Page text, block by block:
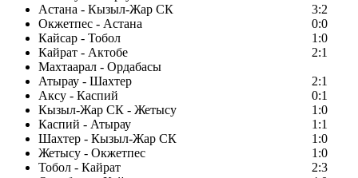
Астана - Кызыл-Жар СК
3:2
Окжетпес - Астана
0:0
Кайсар - Тобол
1:0
Кайрат - Актобе
2:1
Махтаарал - Ордабасы
Атырау - Шахтер
2:1
Аксу - Каспий
0:1
Кызыл-Жар СК - Жетысу
1:0
Каспий - Атырау
1:1
Шахтер - Кызыл-Жар СК
1:0
Жетысу - Окжетпес
1:0
Тобол - Кайрат
2:3